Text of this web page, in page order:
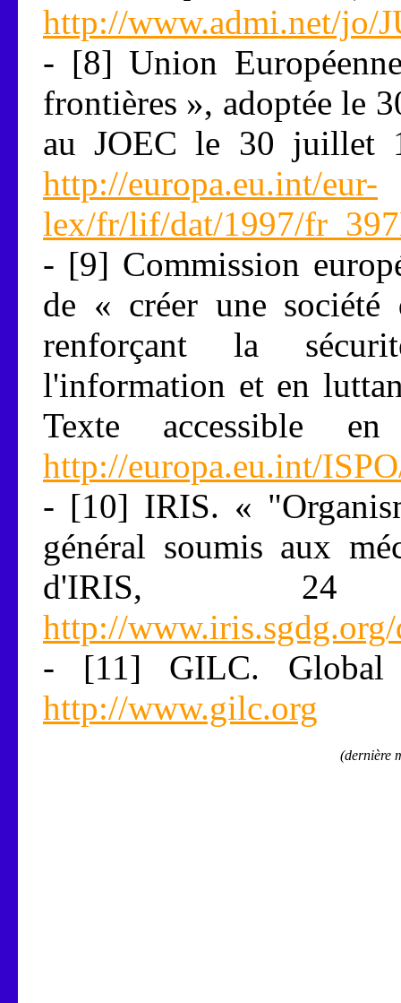
http://www.admi.net/jo/
- [8] Union
frontières », adoptée le
au JOEC le 30 juillet
http://europa.eu.int/eur-
lex/fr/lif/dat/1997/
- [9] Commission
de « créer une
renforçant la
l'information et en
Texte accessible
http://europa.eu.int/
- [10] IRIS. «
général soumis aux
d'IRIS, 24
http://
- [11] GILC. Global
http://www.gilc.org
(dernière